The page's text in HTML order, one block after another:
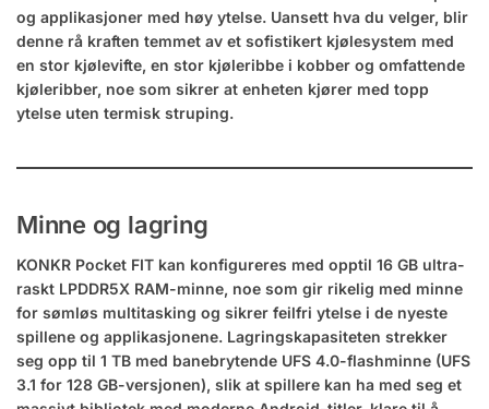
og applikasjoner med høy ytelse. Uansett hva du velger, blir
denne rå kraften temmet av et sofistikert kjølesystem med
en stor kjølevifte, en stor kjøleribbe i kobber og omfattende
kjøleribber, noe som sikrer at enheten kjører med topp
ytelse uten termisk struping.
Minne og lagring
KONKR Pocket FIT kan konfigureres med opptil 16 GB ultra-
raskt LPDDR5X RAM-minne, noe som gir rikelig med minne
for sømløs multitasking og sikrer feilfri ytelse i de nyeste
spillene og applikasjonene. Lagringskapasiteten strekker
seg opp til 1 TB med banebrytende UFS 4.0-flashminne (UFS
3.1 for 128 GB-versjonen), slik at spillere kan ha med seg et